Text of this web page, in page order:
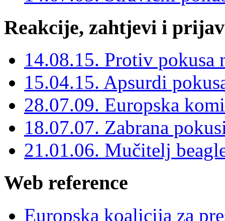
Reakcije, zahtjevi i
14.08.15. Protiv pokusa
15.04.15. Apsurdi
28.07.09. Europska
18.07.07. Zabrana
21.01.06. Mučitelj
Web reference
Europska koalicija za